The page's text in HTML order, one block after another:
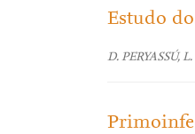
Estudo
D. PERYASSÚ,